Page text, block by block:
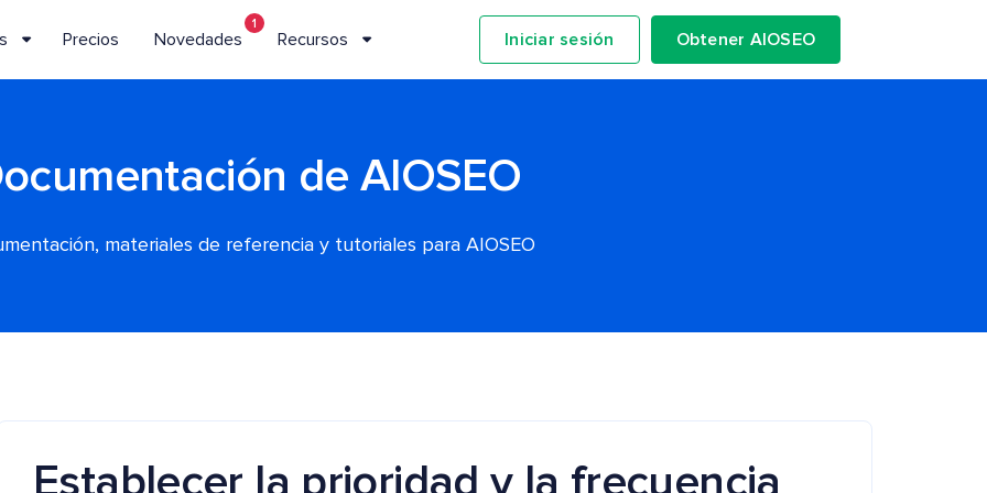
Precios Novedades
1
Recursos Iniciar sesión Obtener AIOSEO
de AIOSEO
materiales de referencia y tutoriales para AIOSEO
Establecer la prioridad y la frecuencia